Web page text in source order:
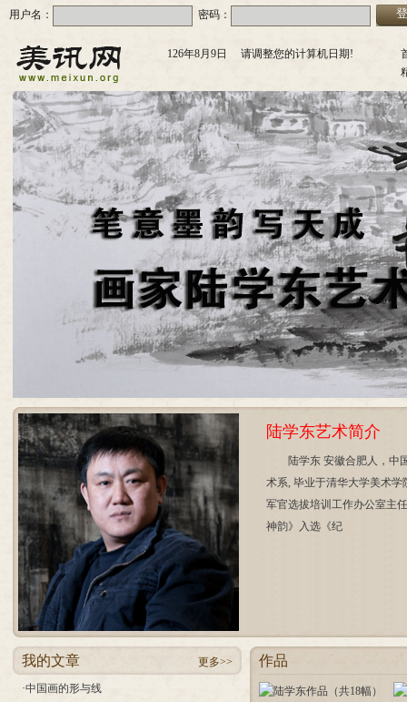
用户名： 密码：
126年8月9日 请调整您的计算机日期!
陆学东艺术简介
陆学东 安徽合肥人，中
术系, 毕业于清华大学美术
军官选拔培训工作办公室主
神韵》入选《纪
我的文章 更多>>
·中国画的形与线
作品